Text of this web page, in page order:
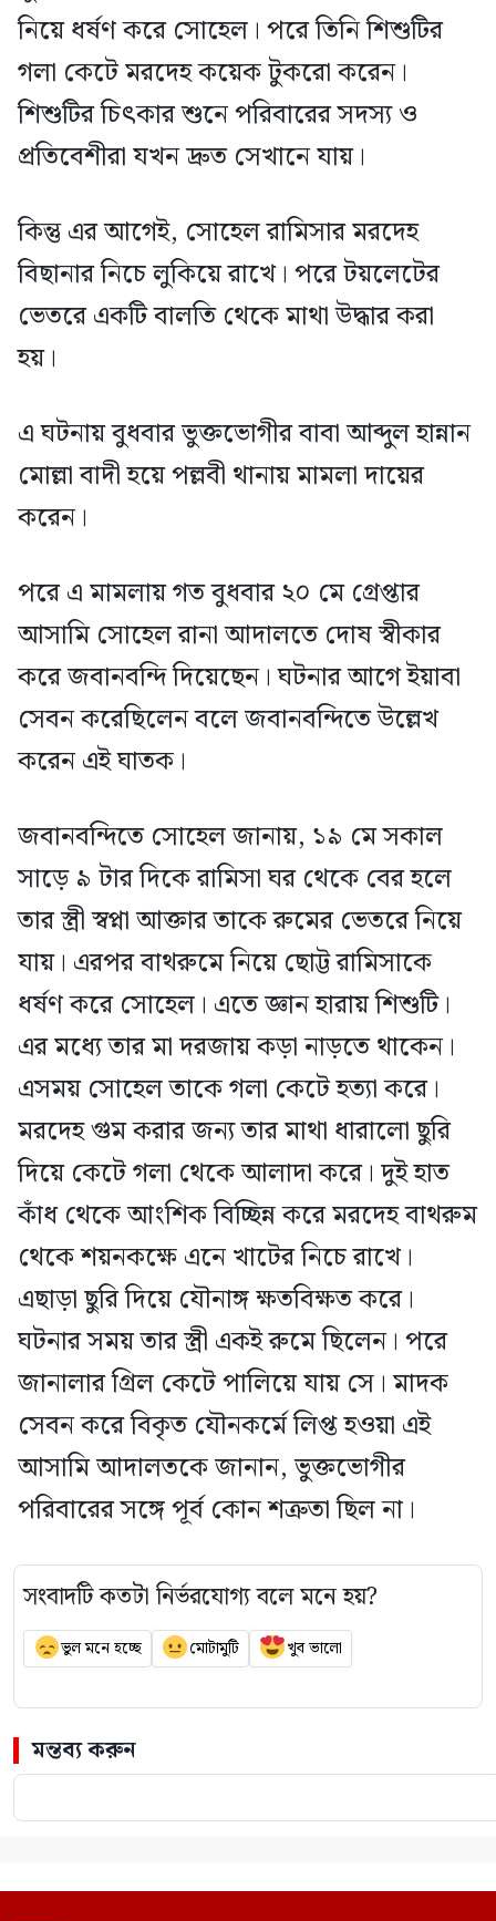
নিয়ে ধর্ষণ করে সোহেল। পরে তিনি শিশুটির
গলা কেটে মরদেহ কয়েক টুকরো করেন।
শিশুটির চিৎকার শুনে পরিবারের সদস্য ও
প্রতিবেশীরা যখন দ্রুত সেখানে যায়।
কিন্তু এর আগেই, সোহেল রামিসার মরদেহ
বিছানার নিচে লুকিয়ে রাখে। পরে টয়লেটের
ভেতরে একটি বালতি থেকে মাথা উদ্ধার করা
হয়।
এ ঘটনায় বুধবার ভুক্তভোগীর বাবা আব্দুল হান্নান
মোল্লা বাদী হয়ে পল্লবী থানায় মামলা দায়ের
করেন।
পরে এ মামলায় গত বুধবার ২০ মে গ্রেপ্তার
আসামি সোহেল রানা আদালতে দোষ স্বীকার
করে জবানবন্দি দিয়েছেন। ঘটনার আগে ইয়াবা
সেবন করেছিলেন বলে জবানবন্দিতে উল্লেখ
করেন এই ঘাতক।
জবানবন্দিতে সোহেল জানায়, ১৯ মে সকাল
সাড়ে ৯ টার দিকে রামিসা ঘর থেকে বের হলে
তার স্ত্রী স্বপ্না আক্তার তাকে রুমের ভেতরে নিয়ে
যায়। এরপর বাথরুমে নিয়ে ছোট্ট রামিসাকে
ধর্ষণ করে সোহেল। এতে জ্ঞান হারায় শিশুটি।
এর মধ্যে তার মা দরজায় কড়া নাড়তে থাকেন।
এসময় সোহেল তাকে গলা কেটে হত্যা করে।
মরদেহ গুম করার জন্য তার মাথা ধারালো ছুরি
দিয়ে কেটে গলা থেকে আলাদা করে। দুই হাত
কাঁধ থেকে আংশিক বিচ্ছিন্ন করে মরদেহ বাথরুম
থেকে শয়নকক্ষে এনে খাটের নিচে রাখে।
এছাড়া ছুরি দিয়ে যৌনাঙ্গ ক্ষতবিক্ষত করে।
ঘটনার সময় তার স্ত্রী একই রুমে ছিলেন। পরে
জানালার গ্রিল কেটে পালিয়ে যায় সে। মাদক
সেবন করে বিকৃত যৌনকর্মে লিপ্ত হওয়া এই
আসামি আদালতকে জানান, ভুক্তভোগীর
পরিবারের সঙ্গে পূর্ব কোন শত্রুতা ছিল না।
সংবাদটি কতটা নির্ভরযোগ্য বলে মনে হয়?
ভুল মনে হচ্ছে মোটামুটি খুব ভালো
মন্তব্য করুন